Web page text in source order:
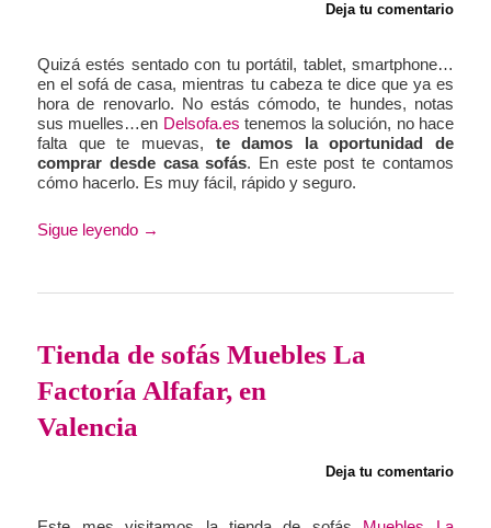
Deja tu comentario
Quizá estés sentado con tu portátil, tablet, smartphone…
en el sofá de casa, mientras tu cabeza te dice que ya es
hora de renovarlo. No estás cómodo, te hundes, notas
sus muelles…en Delsofa.es tenemos la solución, no hace
falta que te muevas, te damos la oportunidad de
comprar desde casa sofás. En este post te contamos
cómo hacerlo. Es muy fácil, rápido y seguro.
Sigue leyendo →
Tienda de sofás Muebles La
Factoría Alfafar, en
Valencia
Deja tu comentario